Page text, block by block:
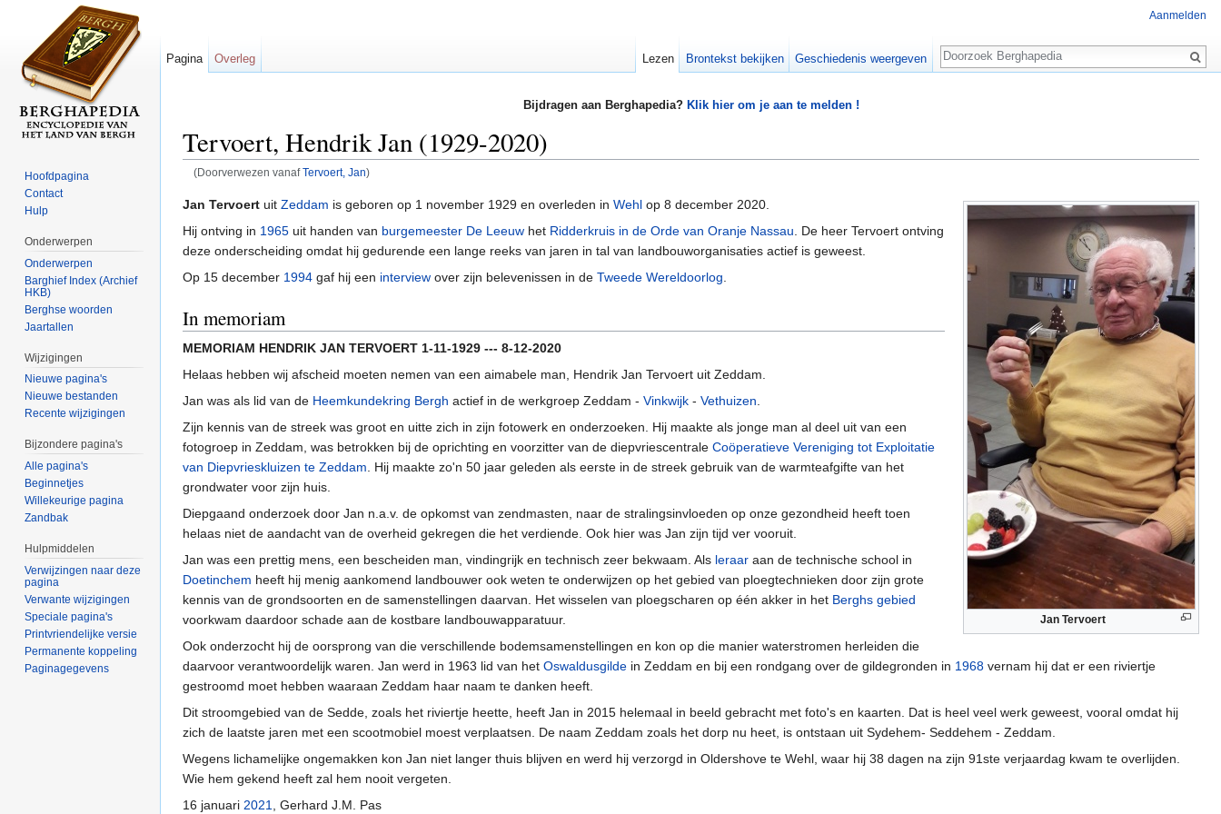
Bijdragen aan Berghapedia? Klik hier om je aan te melden !
Tervoert, Hendrik Jan (1929-2020)
(Doorverwezen vanafTervoert, Jan)
Jan Tervoert
Jan Tervoert uit Zeddam is geboren op 1 november 1929 en overleden in Wehl op 8 december 2020.
Hij ontving in 1965 uit handen van burgemeester De Leeuw het Ridderkruis in de Orde van Oranje Nassau . De heer Tervoert ontving
deze onderscheiding omdat hij gedurende een lange reeks van jaren in tal van landbouworganisaties actief is geweest.
Op 15 december 1994 gaf hij een interview over zijn belevenissen in de Tweede Wereldoorlog
In memoriam
MEMORIAM HENDRIK JAN TERVOERT 1-11-1929 --- 8-12-2020
Helaas hebben wij afscheid moeten nemen van een aimabele man, Hendrik Jan Tervoert uit Zeddam.
Jan was als lid van de Heemkundekring Bergh actief in de werkgroep Zeddam - Vinkwijk - Vethuizen
Zijn kennis van de streek was groot en uitte zich in zijn fotowerk en onderzoeken. Hij maakte als jonge man al deel uit van een
fotogroep in Zeddam, was betrokken bij de oprichting en voorzitter van de diepvriescentrale Coöperatieve Vereniging tot Exploitatie
van Diepvrieskluizen te Zeddam . Hij maakte zo'n 50 jaar geleden als eerste in de streek gebruik van de warmteafgifte van het
grondwater voor zijn huis.
Diepgaand onderzoek door Jan n.a.v. de opkomst van zendmasten, naar de stralingsinvloeden op onze gezondheid heeft toen
helaas niet de aandacht van de overheid gekregen die het verdiende. Ook hier was Jan zijn tijd ver vooruit.
Jan was een prettig mens, een bescheiden man, vindingrijk en technisch zeer bekwaam. Als leraar aan de technische school in
Doetinchem heeft hij menig aankomend landbouwer ook weten te onderwijzen op het gebied van ploegtechnieken door zijn grote
kennis van de grondsoorten en de samenstellingen daarvan. Het wisselen van ploegscharen op één akker in het Berghs gebied
voorkwam daardoor schade aan de kostbare landbouwapparatuur.
Ook onderzocht hij de oorsprong van die verschillende bodemsamenstellingen en kon op die manier waterstromen herleiden die
daarvoor verantwoordelijk waren. Jan werd in 1963 lid van het Oswaldusgilde in Zeddam en bij een rondgang over de gildegronden in 1968 vernam hij dat er een riviertje
gestroomd moet hebben waaraan Zeddam haar naam te danken heeft.
Dit stroomgebied van de Sedde, zoals het riviertje heette, heeft Jan in 2015 helemaal in beeld gebracht met foto's en kaarten. Dat is heel veel werk geweest, vooral omdat hij
zich de laatste jaren met een scootmobiel moest verplaatsen. De naam Zeddam zoals het dorp nu heet, is ontstaan uit Sydehem- Seddehem - Zeddam.
Wegens lichamelijke ongemakken kon Jan niet langer thuis blijven en werd hij verzorgd in Oldershove te Wehl, waar hij 38 dagen na zijn 91ste verjaardag kwam te overlijden.
Wie hem gekend heeft zal hem nooit vergeten.
16 januari 2021 , Gerhard J.M. Pas
Aanmelden
Pagina Overleg Lezen Brontekst bekijken Geschiedenis weergeven
Zoeken
Hoofdpagina
Contact
Hulp
Onderwerpen
Onderwerpen
Barghief Index (Archief
HKB)
Berghse woorden
Jaartallen
Wijzigingen
Nieuwe pagina's
Nieuwe bestanden
Recente wijzigingen
Bijzondere pagina's
Alle pagina's
Beginnetjes
Willekeurige pagina
Zandbak
Hulpmiddelen
Verwijzingen naar deze
pagina
Verwante wijzigingen
Speciale pagina's
Printvriendelijke versie
Permanente koppeling
Paginagegevens